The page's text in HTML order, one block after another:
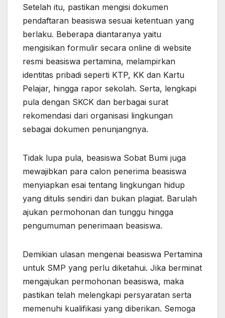
Setelah itu, pastikan mengisi dokumen
pendaftaran beasiswa sesuai ketentuan yang
berlaku. Beberapa diantaranya yaitu
mengisikan formulir secara online di website
resmi beasiswa pertamina, melampirkan
identitas pribadi seperti KTP, KK dan Kartu
Pelajar, hingga rapor sekolah. Serta, lengkapi
pula dengan SKCK dan berbagai surat
rekomendasi dari organisasi lingkungan
sebagai dokumen penunjangnya.
Tidak lupa pula, beasiswa Sobat Bumi juga
mewajibkan para calon penerima beasiswa
menyiapkan esai tentang lingkungan hidup
yang ditulis sendiri dan bukan plagiat. Barulah
ajukan permohonan dan tunggu hingga
pengumuman penerimaan beasiswa.
Demikian ulasan mengenai beasiswa Pertamina
untuk SMP yang perlu diketahui. Jika berminat
mengajukan permohonan beasiswa, maka
pastikan telah melengkapi persyaratan serta
memenuhi kualifikasi yang diberikan. Semoga